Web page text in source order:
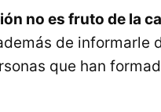
no es fruto de la
de informarle
que han